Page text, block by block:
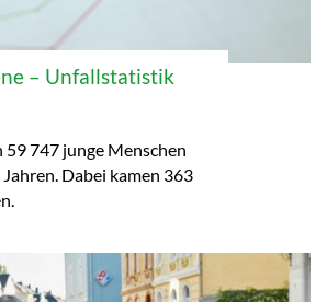
– Unfallstatistik
747 junge Menschen
Dabei kamen 363